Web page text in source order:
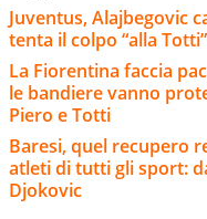
Juventus, Alajbegovic
tenta il colpo “alla
La Fiorentina faccia
le bandiere vanno
Piero e Totti
Baresi, quel recupero
atleti di tutti gli sport:
Djokovic